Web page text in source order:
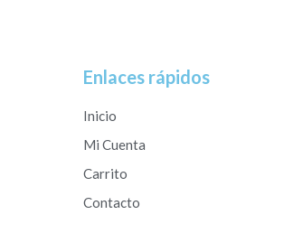
Enlaces rápidos
Inicio
Mi Cuenta
Carrito
Contacto